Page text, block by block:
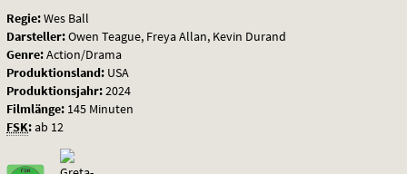
Regie:Wes Ball
Darsteller:Owen Teague, Freya Allan, Kevin Durand
Genre:Action/Drama
Produktionsland: USA
Produktionsjahr:2024
Filmlänge: 145 Minuten
FSK:ab 12